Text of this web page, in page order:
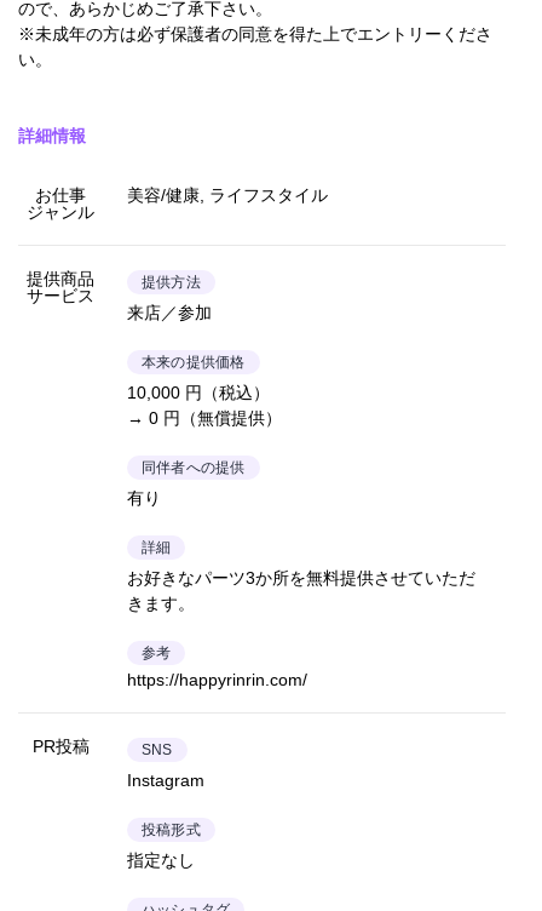
ので、あらかじめご了承下さい。
※未成年の方は必ず保護者の同意を得た上でエントリーくださ
い。
詳細情報
お仕事
ジャンル
美容/健康, ライフスタイル
提供商品
サービス
提供方法
来店／参加
本来の提供価格
10,000 円（税込）
→ 0 円（無償提供）
同伴者への提供
有り
詳細
お好きなパーツ3か所を無料提供させていただ
きます。
参考
https://happyrinrin.com/
PR投稿 SNS
Instagram
投稿形式
指定なし